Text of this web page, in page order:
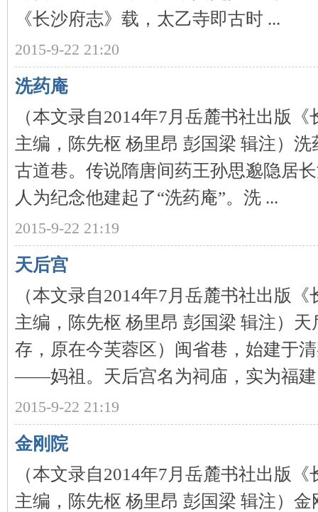
网
《长沙府志》载，太乙寺即古时 ...
2015-9-22 21:20
洗药庵
（本文录自2014年7月岳麓书社出版
主编，陈先枢 杨里昂 彭国梁 辑注）
古道巷。传说隋唐间药王孙思邈隐居
人为纪念他建起了“洗药庵”。洗 ...
2015-9-22 21:19
天后宫
（本文录自2014年7月岳麓书社出版
主编，陈先枢 杨里昂 彭国梁 辑注）
存，原在今芙蓉区）闽省巷，始建于
——妈祖。天后宫名为祠庙，实为福建
2015-9-22 21:19
金刚院
（本文录自2014年7月岳麓书社出版
主编，陈先枢 杨里昂 彭国梁 辑注）